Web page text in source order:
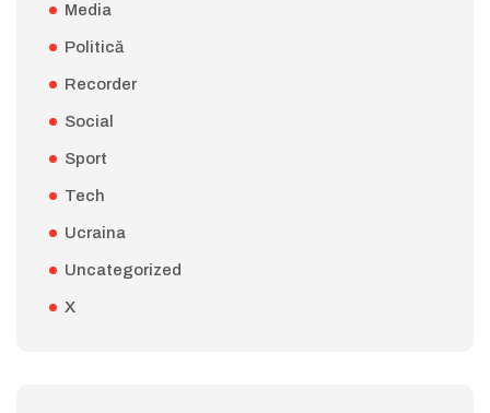
Media
Politică
Recorder
Social
Sport
Tech
Ucraina
Uncategorized
X